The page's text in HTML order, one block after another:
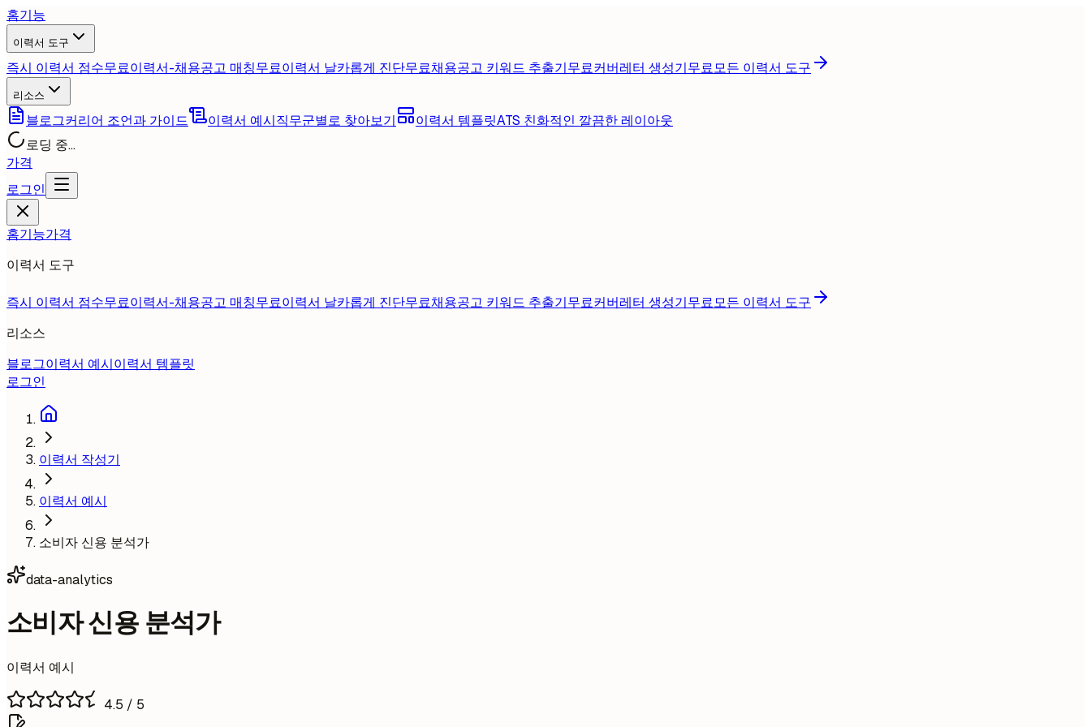
홈기능
이력서 도구
즉시 이력서 점수무료이력서-채용공고 매칭무료이력서 날카롭게 진단무료채용공고 키워드 추출기무료커버레터 생성기무료모든 이력서 도구
리소스
블로그커리어 조언과 가이드 이력서 예시직무군별로 찾아보기 이력서 템플릿ATS 친화적인 깔끔한 레이아웃
로딩 중...
가격
로그인
홈기능가격
이력서 도구
즉시 이력서 점수무료이력서-채용공고 매칭무료이력서 날카롭게 진단무료채용공고 키워드 추출기무료커버레터 생성기무료모든 이력서 도구
리소스
블로그이력서 예시이력서 템플릿
로그인
이력서 작성기
이력서 예시
소비자 신용 분석가
data-analytics
소비자 신용 분석가
이력서 예시
4.5 / 5